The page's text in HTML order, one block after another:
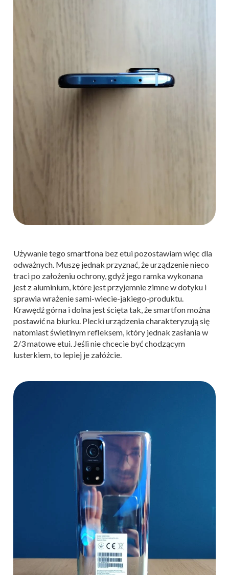
Używanie tego smartfona bez etui pozostawiam więc dla
odważnych. Muszę jednak przyznać, że urządzenie nieco
traci po założeniu ochrony, gdyż jego ramka wykonana
jest z aluminium, które jest przyjemnie zimne w dotyku i
sprawia wrażenie sami-wiecie-jakiego-produktu.
Krawędź górna i dolna jest ścięta tak, że smartfon można
postawić na biurku. Plecki urządzenia charakteryzują się
natomiast świetlnym refleksem, który jednak zasłania w
2/3 matowe etui. Jeśli nie chcecie być chodzącym
lusterkiem, to lepiej je załóżcie.